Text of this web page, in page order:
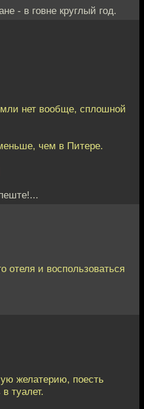
- в говне круглый год.
нет вообще, сплошной
чем в Питере.
отеля и воспользоваться
желатерию, поесть
туалет.